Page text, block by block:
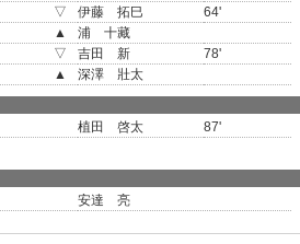
▽
伊藤 拓巳
64'
▲
浦 十藏
▽
吉田 新
78'
▲
深澤 壯太
植田 啓太
87'
安達 亮